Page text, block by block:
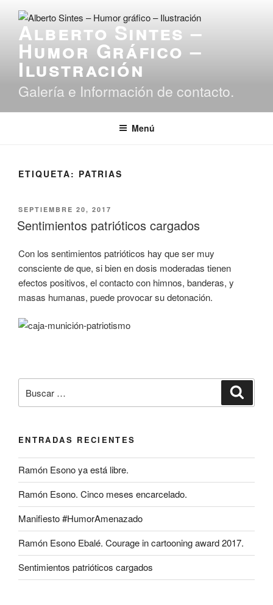
contenidoAlberto Sintes –
Humor Gráfico –
Ilustración
Galería e Información de contacto.
Menú
ETIQUETA: PATRIAS
PUBLICADO
EL
SEPTIEMBRE 20, 2017
Sentimientos patrióticos cargados
Con los sentimientos patrióticos hay que ser muy
consciente de que, si bien en dosis moderadas tienen
efectos positivos, el contacto con himnos, banderas, y
masas humanas, puede provocar su detonación.
por:
ENTRADAS RECIENTES
Ramón Esono ya está libre.
Ramón Esono. Cinco meses encarcelado.
Manifiesto #HumorAmenazado
Ramón Esono Ebalé. Courage in cartooning award 2017.
Sentimientos patrióticos cargados